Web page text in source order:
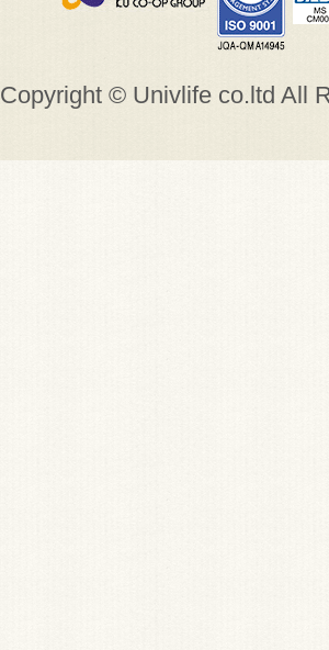
Copyright © Univlife co.ltd All